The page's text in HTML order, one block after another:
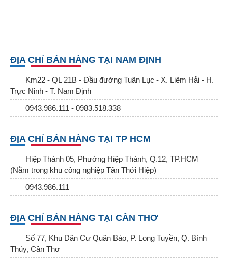
ĐỊA CHỈ BÁN HÀNG TẠI NAM ĐỊNH
Km22 - QL 21B - Đầu đường Tuân Lục - X. Liêm Hải - H.
Trực Ninh - T. Nam Định
0943.986.111 - 0983.518.338
ĐỊA CHỈ BÁN HÀNG TẠI TP HCM
Hiệp Thành 05, Phường Hiệp Thành, Q.12, TP.HCM
(Nằm trong khu công nghiệp Tân Thới Hiệp)
0943.986.111
ĐỊA CHỈ BÁN HÀNG TẠI CẦN THƠ
Số 77, Khu Dân Cư Quân Báo, P. Long Tuyền, Q. Bình
Thủy, Cần Thơ